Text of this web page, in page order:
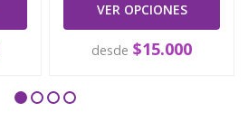
VER OPCIONES
desde $15.000